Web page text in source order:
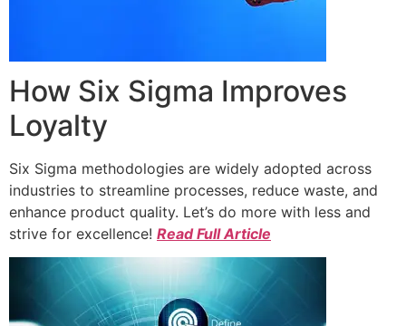
How Six Sigma Improves
Loyalty
Six Sigma methodologies are widely adopted across
industries to streamline processes, reduce waste, and
enhance product quality. Let’s do more with less and
strive for excellence! Read Full Article